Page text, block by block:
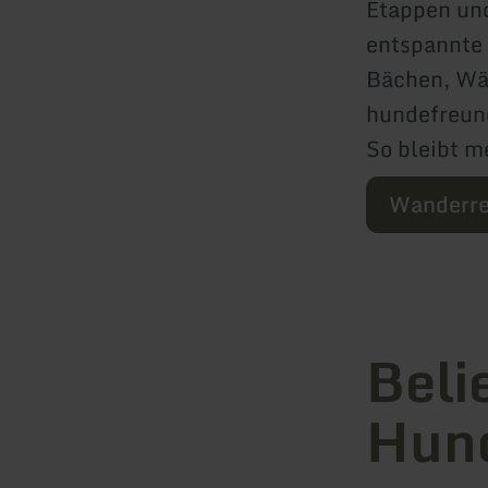
Etappen
Bächen,
So bleibt